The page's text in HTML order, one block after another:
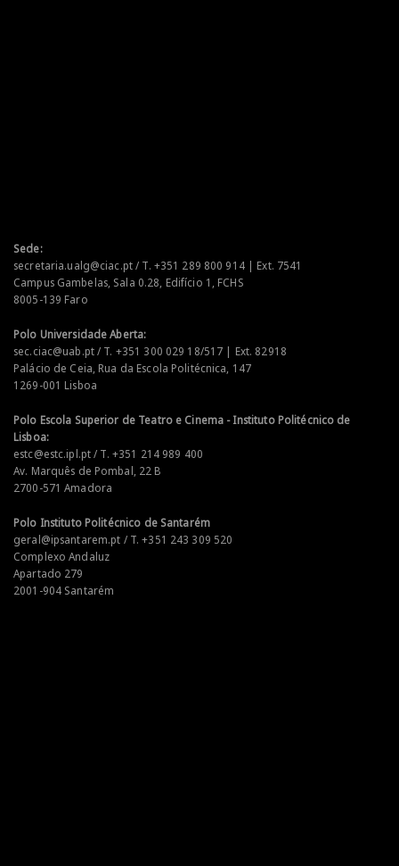
Sede:
secretaria.ualg@ciac.pt / T. +351 289 800 914 | Ext. 7541
Campus Gambelas, Sala 0.28, Edifício 1, FCHS
8005-139 Faro
Polo Universidade Aberta:
sec.ciac@uab.pt / T. +351 300 029 18/517 | Ext. 82918
Palácio de Ceia, Rua da Escola Politécnica, 147
1269-001 Lisboa
Polo Escola Superior de Teatro e Cinema - Instituto Politécnico de
Lisboa:
estc@estc.ipl.pt / T. +351 214 989 400
Av. Marquês de Pombal, 22 B
2700-571 Amadora
Polo Instituto Politécnico de Santarém
geral@ipsantarem.pt / T. +351 243 309 520
Complexo Andaluz
Apartado 279
2001-904 Santarém